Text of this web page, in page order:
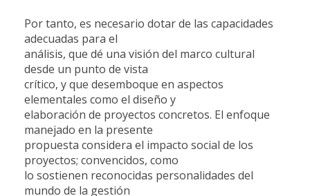
Por tanto, es necesario dotar de las capacidades
adecuadas para el
análisis, que dé una visión del marco cultural
desde un punto de vista
crítico, y que desemboque en aspectos
elementales como el diseño y
elaboración de proyectos concretos. El enfoque
manejado en la presente
propuesta considera el impacto social de los
proyectos; convencidos, como
lo sostienen reconocidas personalidades del
mundo de la gestión